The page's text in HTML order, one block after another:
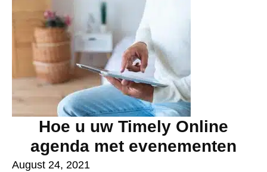
Hoe u uw Timely Online
agenda met evenementen
August 24, 2021